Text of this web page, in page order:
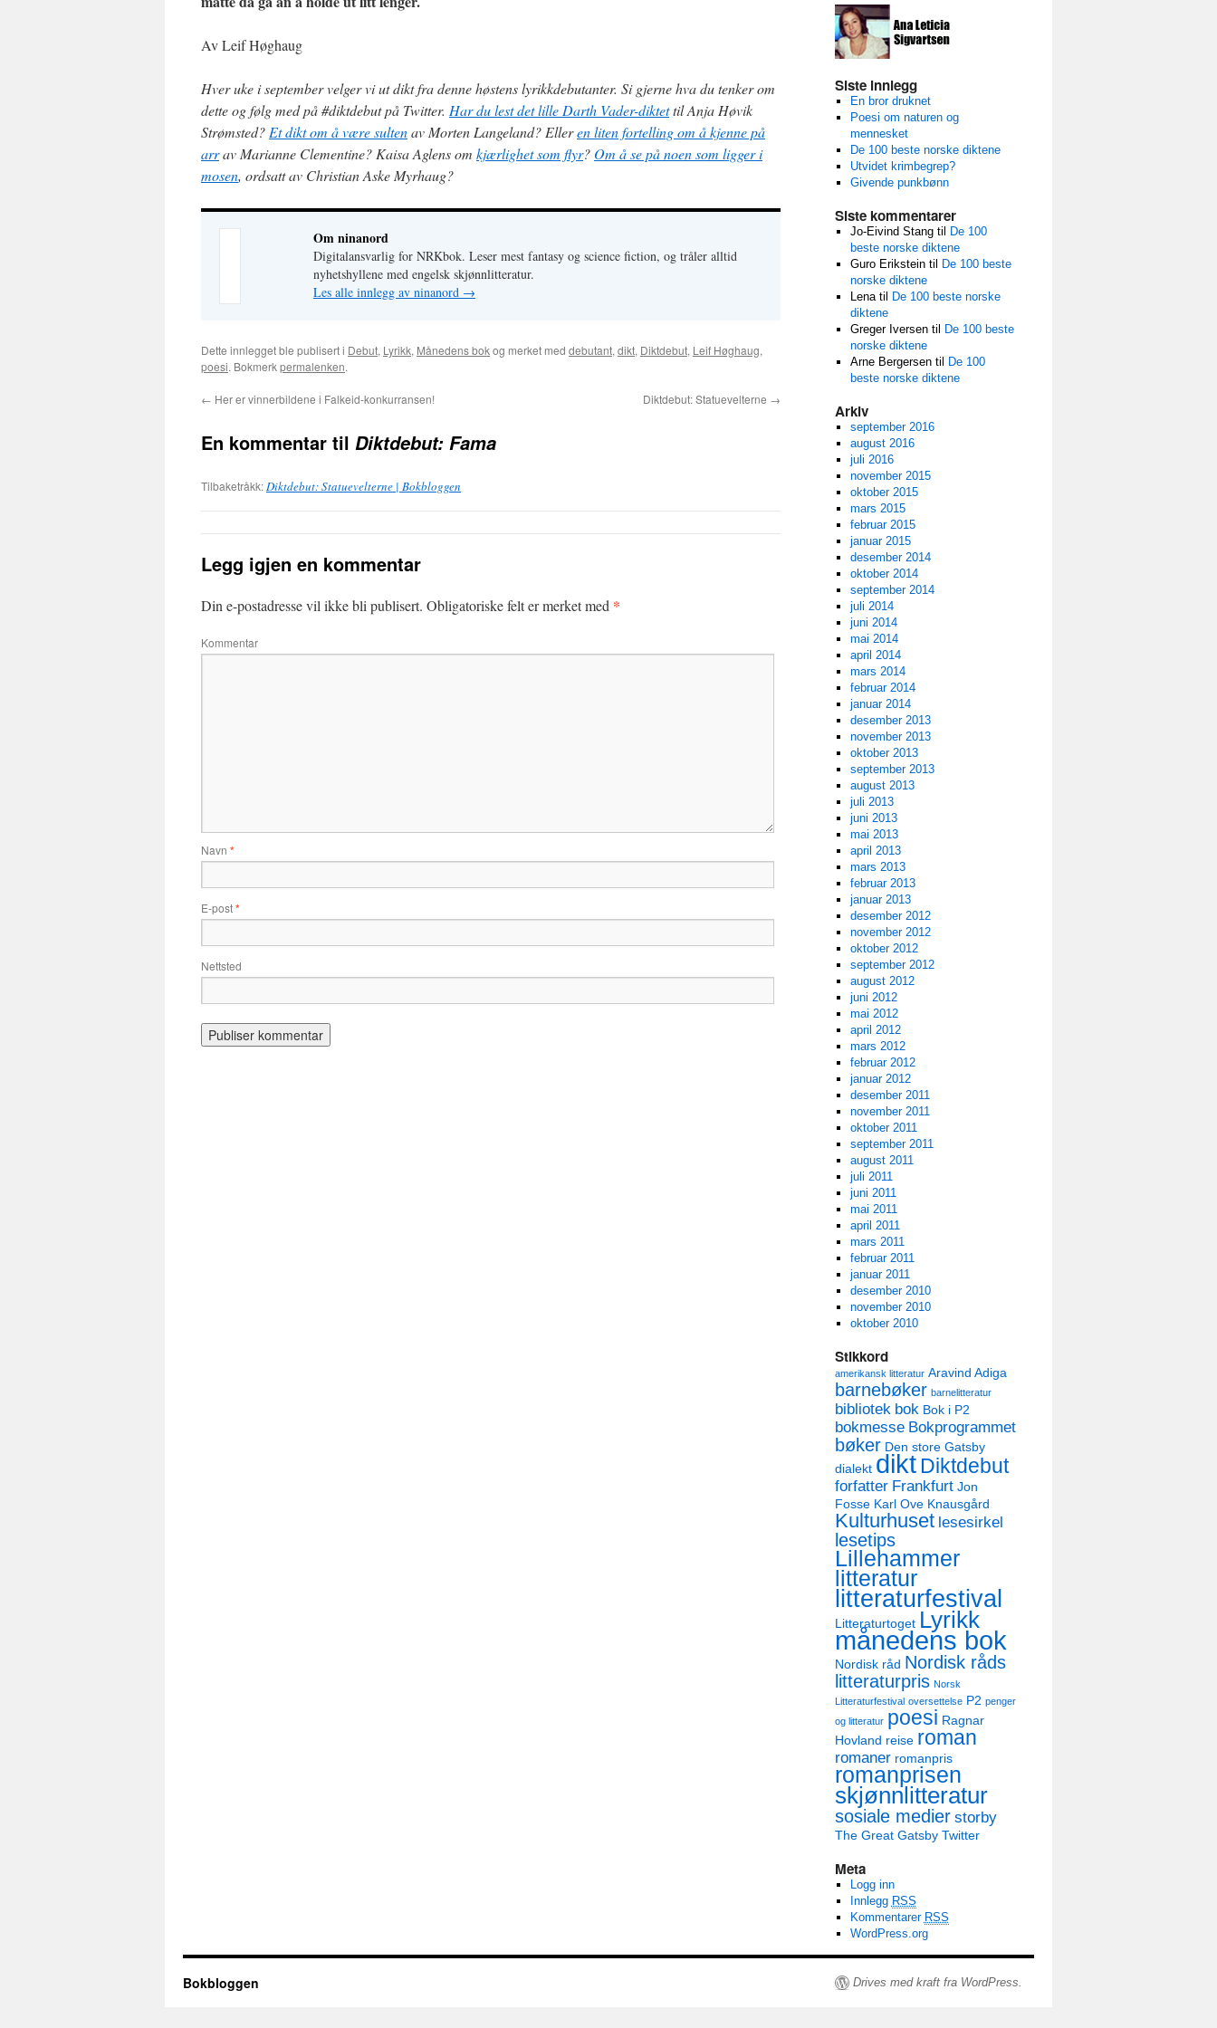
Av Leif Høghaug
Hver uke i september velger vi ut dikt fra denne høstens lyrikkdebutanter. Si gjerne hva du tenker om
dette og følg med på #diktdebut på Twitter. Har du lest det lille Darth Vader-diktettil Anja Høvik
Strømsted? Et dikt om å være sultenav Morten Langeland? Elleren liten fortelling om å kjenne på
arrav Marianne Clementine? Kaisa Aglens om kjærlighet som flyr? Om å se på noen som ligger i
mosen, ordsatt av Christian Aske Myrhaug?
Om ninanord
Digitalansvarlig for NRKbok. Leser mest fantasy og science fiction, og tråler alltid
nyhetshyllene med engelsk skjønnlitteratur.
Les alle innlegg av ninanord →
Dette innlegget ble publisert i Debut, Lyrikk, Månedens bokog merket med debutant, dikt, Diktdebut, Leif Høghaug,
poesi. Bokmerkpermalenken.
← Her er vinnerbildene i Falkeid-konkurransen! Diktdebut: Statuevelterne →
En kommentar til Diktdebut: Fama
Tilbaketråkk:Diktdebut: Statuevelterne | Bokbloggen
Legg igjen en kommentar
Din e-postadresse vil ikke bli publisert. Obligatoriske felt er merket med *
Kommentar
Navn *
E-post*
Nettsted
Siste innlegg
En bror druknet
Poesi om naturen og
mennesket
De 100 beste norske diktene
Utvidet krimbegrep?
Givende punkbønn
Siste kommentarer
Jo-Eivind Stangtil
De 100
beste norske diktene
Guro Eriksteintil
De 100 beste
norske diktene
Lenatil
De 100 beste norske
diktene
Greger Iversentil
De 100 beste
norske diktene
Arne Bergersentil
De 100
beste norske diktene
Arkiv
september 2016
august 2016
juli 2016
november 2015
oktober 2015
mars 2015
februar 2015
januar 2015
desember 2014
oktober 2014
september 2014
juli 2014
juni 2014
mai 2014
april 2014
mars 2014
februar 2014
januar 2014
desember 2013
november 2013
oktober 2013
september 2013
august 2013
juli 2013
juni 2013
mai 2013
april 2013
mars 2013
februar 2013
januar 2013
desember 2012
november 2012
oktober 2012
september 2012
august 2012
juni 2012
mai 2012
april 2012
mars 2012
februar 2012
januar 2012
desember 2011
november 2011
oktober 2011
september 2011
august 2011
juli 2011
juni 2011
mai 2011
april 2011
mars 2011
februar 2011
januar 2011
desember 2010
november 2010
oktober 2010
Stikkord
amerikansk litteratur Aravind Adiga
barnebøker barnelitteratur
bibliotek bok Bok i P2
bokmesse Bokprogrammet
bøker Den store Gatsby
dialekt diktDiktdebut
forfatter Frankfurt Jon
Fosse Karl Ove Knausgård
Kulturhuset lesesirkel
lesetips
Lillehammer
litteratur
litteraturfestival
Litteraturtoget Lyrikk
månedens bok
Nordisk råd Nordisk råds
litteraturpris Norsk
Litteraturfestival oversettelse P2 penger
og litteratur poesi Ragnar
Hovland reise roman
romaner romanpris
romanprisen
skjønnlitteratur
sosiale medier storby
The Great Gatsby Twitter
Meta
Logg inn
Innlegg RSS
Kommentarer RSS
WordPress.org
Bokbloggen Drives med kraft fra WordPress.